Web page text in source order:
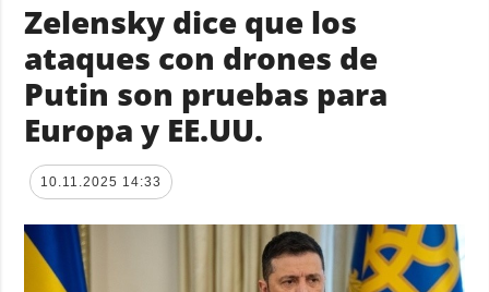
Zelensky dice que los
ataques con drones de
Putin son pruebas para
Europa y EE.UU.
10.11.2025 14:33